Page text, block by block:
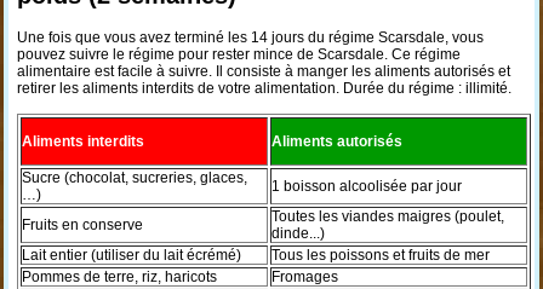
Une fois que vous avez terminé les 14 jours du régime Scarsdale, vous
pouvez suivre le régime pour rester mince de Scarsdale. Ce régime
alimentaire est facile à suivre. Il consiste à manger les aliments autorisés et
retirer les aliments interdits de votre alimentation. Durée du régime : illimité.
Aliments interdits Aliments autorisés
Sucre (chocolat, sucreries, glaces,
…)
1 boisson alcoolisée par jour
Fruits en conserve
Toutes les viandes maigres (poulet,
dinde...)
Lait entier (utiliser du lait écrémé)
Tous les poissons et fruits de mer
Pommes de terre, riz, haricots
Fromages